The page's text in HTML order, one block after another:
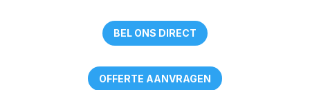
BEL ONS DIRECT
OFFERTE AANVRAGEN